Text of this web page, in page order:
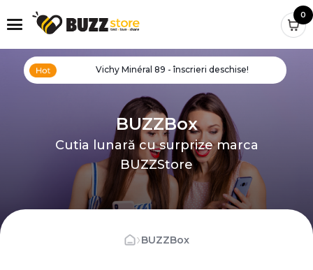
0
Vichy Minéral 89 - înscrieri deschise!
BUZZBox
Cutia lunară cu surprize marca
BUZZStore
›BUZZBox